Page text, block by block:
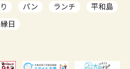
パン ランチ
平和島
縁日